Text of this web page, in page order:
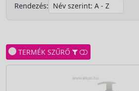
Rendezés:
TERMÉK SZŰRŐ